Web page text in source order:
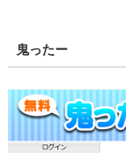
鬼ったー